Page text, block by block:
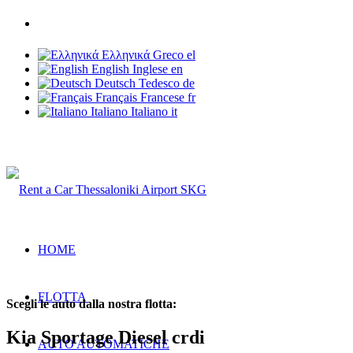
Ελληνικά Greco el
English Inglese en
Deutsch Tedesco de
Français Francese fr
Italiano Italiano it
HOME
FLOTTA
AUTO AUTOMATICHE
Scegli le auto dalla nostra flotta:
Kia Sportage Diesel crdi